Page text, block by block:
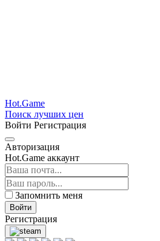
Hot.Game
Поиск лучших цен
Войти Регистрация
Авторизация
Hot.Game аккаунт
Запомнить меня
Войти
Регистрация